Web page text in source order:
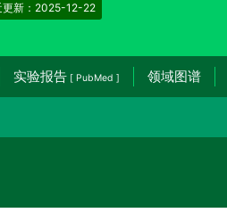
更新：2025-12-22
实验报告 [ PubMed ] 领域图谱